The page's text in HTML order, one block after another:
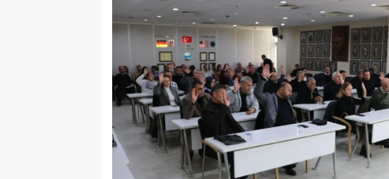
Samsun
Siirt
Sinop
Sivas
Tekirdağ
Trabzon